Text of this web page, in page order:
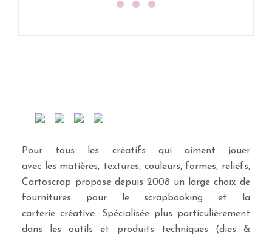
Pour tous les créatifs qui aiment jouer
avec les matières, textures, couleurs, formes, reliefs,
Cartoscrap propose depuis 2008 un large choix de
fournitures pour le scrapbooking et la
carterie créative. Spécialisée plus particulièrement
dans les outils et produits techniques (dies &